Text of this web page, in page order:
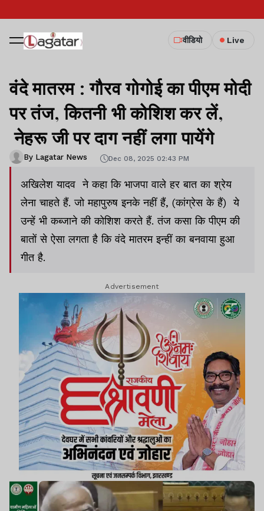
वीडियो Live
वंदे मातरम : गौरव गोगोई का पीएम मोदी
पर तंज, कितनी भी कोशिश कर लें,
नेहरू जी पर दाग नहीं लगा पायेंगे
By Lagatar News Dec 08, 2025 02:43 PM
अखिलेश यादव ने कहा कि भाजपा वाले हर बात का श्रेय
लेना चाहते हैं. जो महापुरुष इनके नहीं हैं, (कांग्रेस के हैं) ये
उन्हें भी कब्जाने की कोशिश करते हैं. तंज कसा कि पीएम की
बातों से ऐसा लगता है कि वंदे मातरम इन्हीं का बनवाया हुआ
गीत है.
Advertisement